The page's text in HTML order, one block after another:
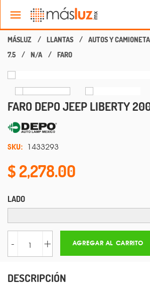
LLANTAS AUTOS Y
7.5
N/A FARO
FARO DEPO JEEP LIBERTY
SKU: 1433293
2,278.00
LADO
- + AGREGAR AL CARRITO
DESCRIPCIÓN